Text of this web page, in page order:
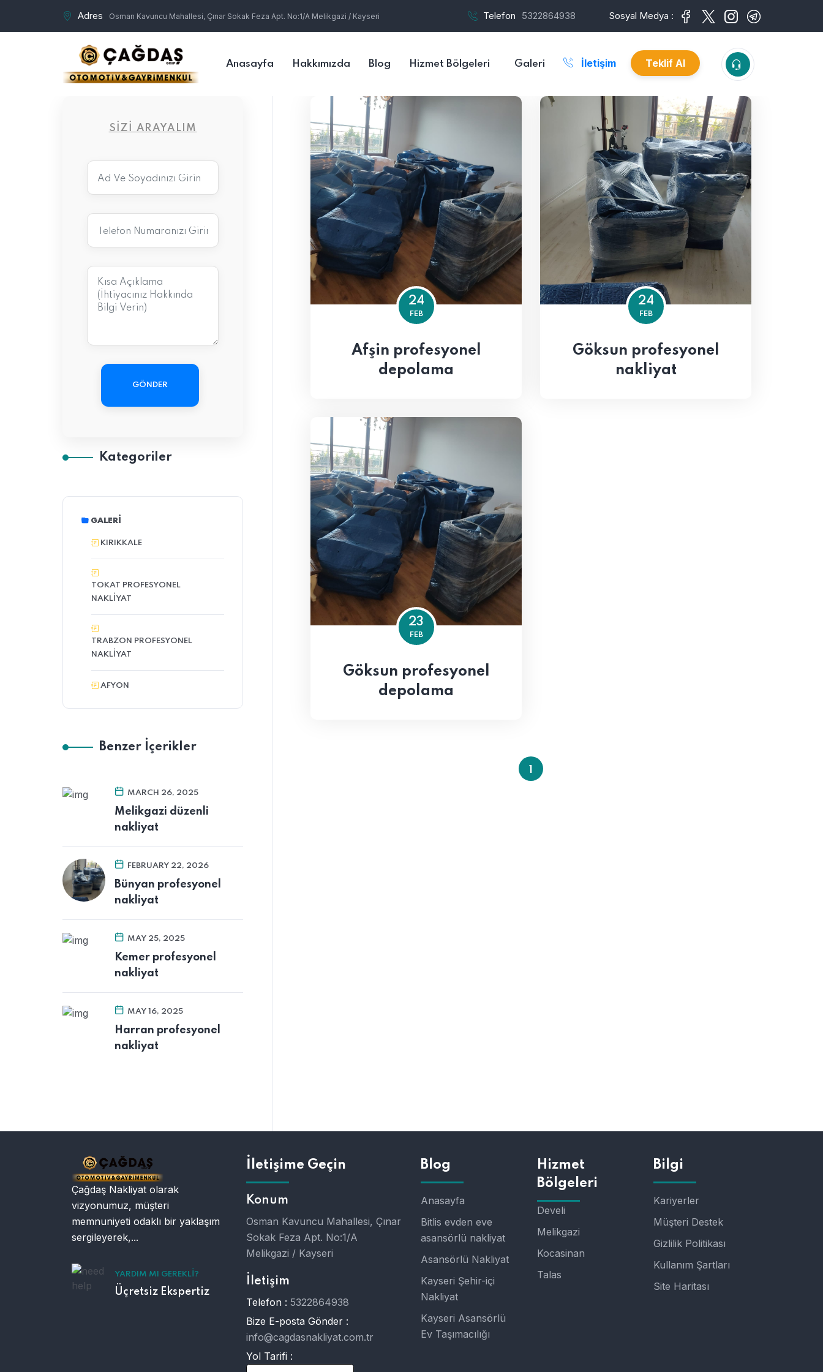
Adres Osman Kavuncu Mahallesi, Çınar Sokak Feza Apt. No:1/A Melikgazi / Kayseri Telefon 5322864938 Sosyal Medya :
Anasayfa Hakkımızda Blog Hizmet Bölgeleri Galeri İletişim Teklif Al
24
FEB
Afşin profesyonel
depolama
24
FEB
Göksun profesyonel
nakliyat
23
FEB
Göksun profesyonel
depolama
SIZI ARAYALIM
GÖNDER
Kategoriler
GALERI
KIRIKKALE
TOKAT PROFESYONEL
NAKLIYAT
TRABZON PROFESYONEL
NAKLIYAT
AFYON
Benzer İçerikler
MARCH 26, 2025
Melikgazi düzenli
nakliyat
FEBRUARY 22, 2026
Bünyan profesyonel
nakliyat
MAY 25, 2025
Kemer profesyonel
nakliyat
MAY 16, 2025
Harran profesyonel
nakliyat
Çağdaş Nakliyat olarak
vizyonumuz, müşteri
memnuniyeti odaklı bir yaklaşım
sergileyerek,...
YARDIM MI GEREKLI?
Üçretsiz Ekspertiz
İletişime Geçin
Konum
Osman Kavuncu Mahallesi, Çınar
Sokak Feza Apt. No:1/A
Melikgazi / Kayseri
İletişim
Telefon : 5322864938
Bize E-posta Gönder :
info@cagdasnakliyat.com.tr
Yol Tarifi :
Blog
Anasayfa
Bitlis evden eve
asansörlü nakliyat
Asansörlü Nakliyat
Kayseri Şehir-içi
Nakliyat
Kayseri Asansörlü
Ev Taşımacılığı
Hizmet
Bölgeleri
Develi
Melikgazi
Kocasinan
Talas
Bilgi
Kariyerler
Müşteri Destek
Gizlilik Politikası
Kullanım Şartları
Site Haritası